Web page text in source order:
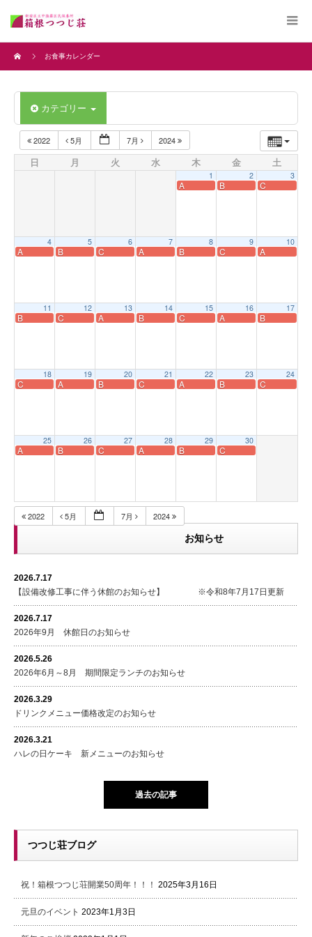
お食事カレンダー
カテゴリー
2022 5月 7月 2024
日 月 火 水 木 金 土
1
A
2
B
3
C
4
A
5
B
6
C
7
A
8
B
9
C
10
A
11
B
12
C
13
A
14
B
15
C
16
A
17
B
18
C
19
A
20
B
21
C
22
A
23
B
24
C
25
A
26
B
27
C
28
A
29
B
30
C
2022 5月 7月
2024
お知らせ
2026.7.17
【設備改修工事に伴う休館のお知らせ】 ※令和8年7月17日更新
2026.7.17
2026年9月 休館日のお知らせ
2026.5.26
2026年6月～8月 期間限定ランチのお知らせ
2026.3.29
ドリンクメニュー価格改定のお知らせ
2026.3.21
ハレの日ケーキ 新メニューのお知らせ
過去の記事
つつじ荘ブログ
祝！箱根つつじ荘開業50周年！！！ 2025年3月16日
元旦のイベント 2023年1月3日